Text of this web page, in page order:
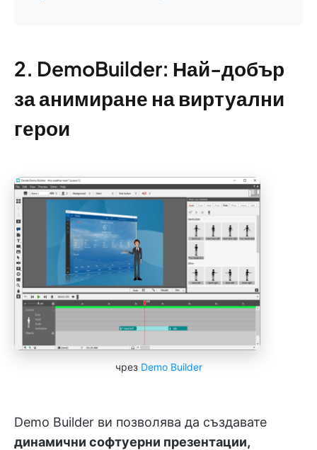
2. DemoBuilder: Най-добър
за анимиране на виртуални
герои
чрез Demo Builder
Demo Builder ви позволява да създавате
динамични софтуерни презентации,